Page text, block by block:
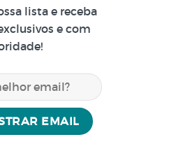
lista e receba
e com